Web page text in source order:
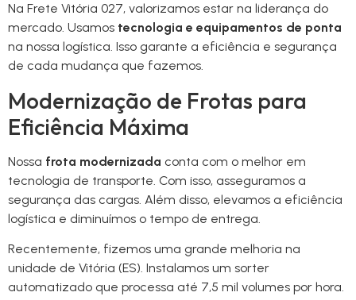
Na Frete Vitória 027, valorizamos estar na liderança do
mercado. Usamos tecnologia e equipamentos de ponta
na nossa logística. Isso garante a eficiência e segurança
de cada mudança que fazemos.
Modernização de Frotas para
Eficiência Máxima
Nossa frota modernizada conta com o melhor em
tecnologia de transporte. Com isso, asseguramos a
segurança das cargas. Além disso, elevamos a eficiência
logística e diminuímos o tempo de entrega.
Recentemente, fizemos uma grande melhoria na
unidade de Vitória (ES). Instalamos um sorter
automatizado que processa até 7,5 mil volumes por hora.